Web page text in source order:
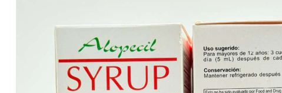
Productos
Salvadoreños